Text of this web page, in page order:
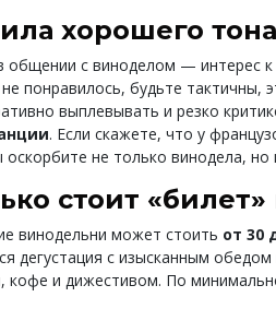
хорошего тона
общении с виноделом — интерес к
понравилось, будьте тактичны,
выплевывать и резко
. Если скажете, что у
не только винодела, но
стоит «билет»
винодельни может стоить от 30
дегустация с изысканным
кофе и дижестивом. По